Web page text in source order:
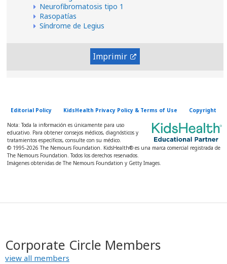
Neurofibromatosis tipo 1
Rasopatías
Síndrome de Legius
Imprimir
Editorial Policy KidsHealth Privacy Policy & Terms of Use Copyright
Nota: Toda la información es únicamente para uso
educativo. Para obtener consejos médicos, diagnósticos y
tratamientos específicos, consulte con su médico.
© 1995-2026 The Nemours Foundation. KidsHealth® es una marca comercial registrada de
The Nemours Foundation. Todos los derechos reservados.
Imágenes obtenidas de The Nemours Foundation y Getty Images.
Corporate Circle Members
view all members